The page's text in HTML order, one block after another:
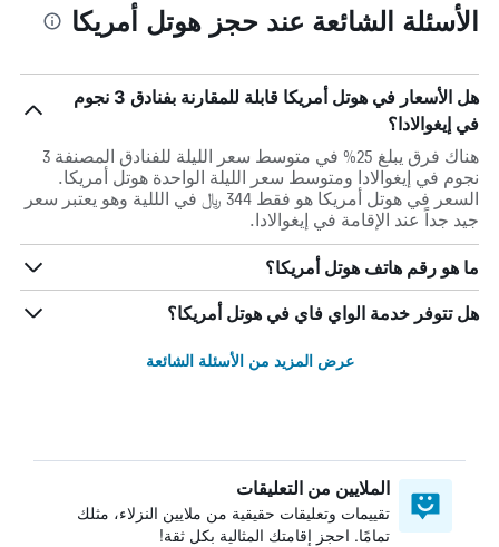
الأسئلة الشائعة عند حجز هوتل أمريكا
هل الأسعار في هوتل أمريكا قابلة للمقارنة بفنادق 3 نجوم
في إيغوالادا؟
هناك فرق يبلغ 25% في متوسط ​​سعر الليلة للفنادق المصنفة 3
نجوم في إيغوالادا ومتوسط ​​سعر الليلة الواحدة هوتل أمريكا.
السعر في هوتل أمريكا هو فقط 344 ﷼ في الللية وهو يعتبر سعر
جيد جداً عند الإقامة في إيغوالادا.
ما هو رقم هاتف هوتل أمريكا؟
هل تتوفر خدمة الواي فاي في هوتل أمريكا؟
عرض المزيد من الأسئلة الشائعة
الملايين من التعليقات
تقييمات وتعليقات حقيقية من ملايين النزلاء، مثلك
تمامًا. احجز إقامتك المثالية بكل ثقة!